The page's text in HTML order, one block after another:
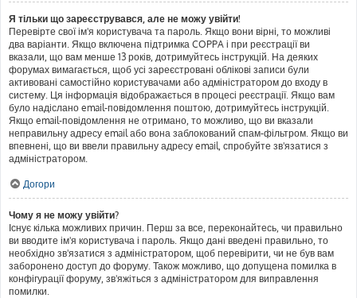
Я тільки що зареєструвався, але не можу увійти!
Перевірте свої ім'я користувача та пароль. Якщо вони вірні, то можливі
два варіанти. Якщо включена підтримка COPPA і при реєстрації ви
вказали, що вам менше 13 років, дотримуйтесь інструкцій. На деяких
форумах вимагається, щоб усі зареєстровані облікові записи були
активовані самостійно користувачами або адміністратором до входу в
систему. Ця інформація відображається в процесі реєстрації. Якщо вам
було надіслано email-повідомлення поштою, дотримуйтесь інструкцій.
Якщо email-повідомлення не отримано, то можливо, що ви вказали
неправильну адресу email або вона заблокований спам-фільтром. Якщо ви
впевнені, що ви ввели правильну адресу email, спробуйте зв'язатися з
адміністратором.
Догори
Чому я не можу увійти?
Існує кілька можливих причин. Перш за все, переконайтесь, чи правильно
ви вводите ім'я користувача і пароль. Якщо дані введені правильно, то
необхідно зв'язатися з адміністратором, щоб перевірити, чи не був вам
заборонено доступ до форуму. Також можливо, що допущена помилка в
конфігурації форуму, зв'яжіться з адміністратором для виправлення
помилки.